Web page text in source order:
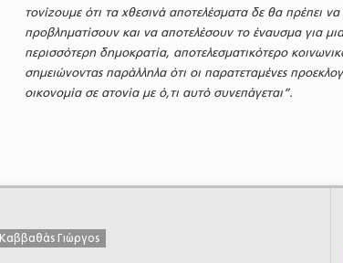
τονίζουμε ότι τα χθεσινά αποτελέσματα δε θα πρέπει
προβληματίσουν και να αποτελέσουν το έναυσμα για
περισσότερη δημοκρατία, αποτελεσματικότερο
σημειώνοντας παράλληλα ότι οι παρατεταμένες
οικονομία σε ατονία με ό,τι αυτό συνεπάγεται”.
Καββαθάς Γιώργος